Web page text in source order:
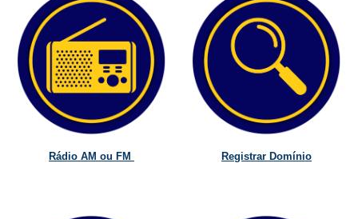
Rádio AM ou FM Registrar Domínio